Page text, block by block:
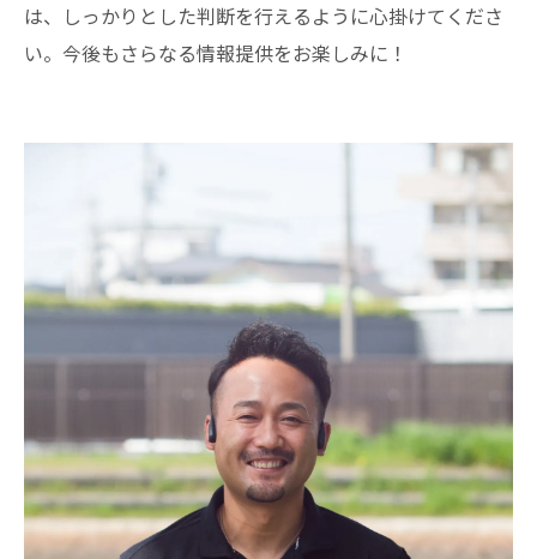
は、しっかりとした判断を行えるように心掛けてくださ
い。今後もさらなる情報提供をお楽しみに！